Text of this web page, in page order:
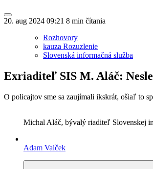
20. aug 2024 09:21 8 min čítania
Rozhovory
kauza Rozuzlenie
Slovenská informačná služba
Exriaditeľ SIS M. Aláč:
O policajtov sme sa zaujímali ikskrát, ošiaľ to
Michal Aláč, bývalý riaditeľ Slovenskej
Adam Valček